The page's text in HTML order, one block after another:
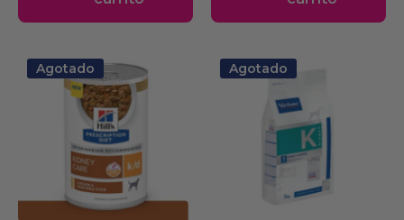
Agotado Agotado